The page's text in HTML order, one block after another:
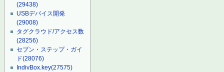
(29438)
USBデバイス開発
(29008)
タグクラウド/アクセス数
(28256)
セブン・ステップ・ガイ
ド(28076)
IndivBox.key(27575)